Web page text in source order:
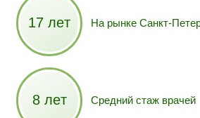
17 лет На рынке Санкт-
8 лет Средний стаж врачей